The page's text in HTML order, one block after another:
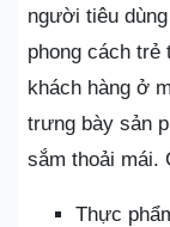
người tiêu
phong cách trẻ
khách hàng ở
trưng bày sản
sắm thoải mái.
Thực